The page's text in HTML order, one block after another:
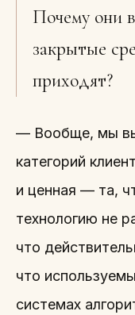
Почему они
закрытые
приходят?
— Вообще, мы
категорий
и ценная — та,
технологию не
что
что
системах